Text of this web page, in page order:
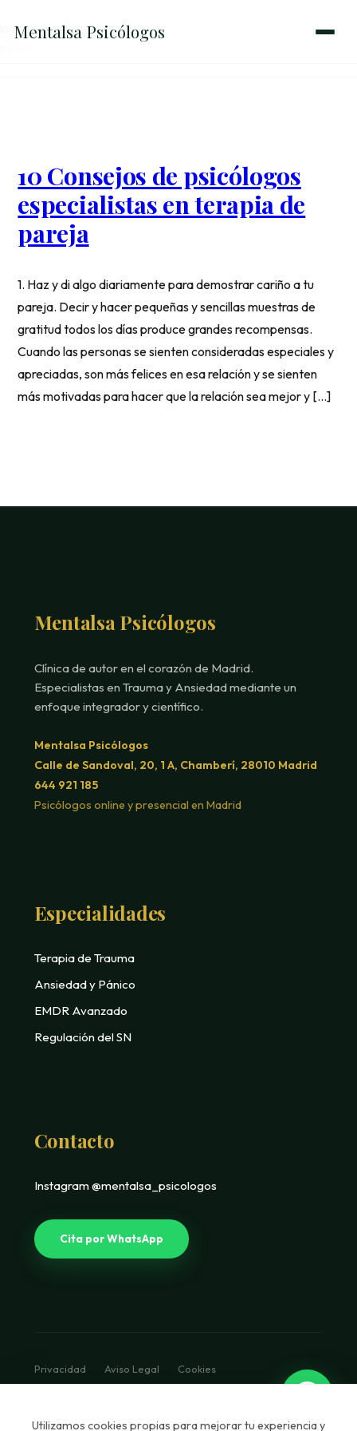
Inicio →
10 Consejos de psicólogos especialistas en terapia de
Mentalsa Psicólogos
10 Consejos de psicólogos
especialistas en terapia de
pareja
1. Haz y di algo diariamente para demostrar cariño a tu
pareja. Decir y hacer pequeñas y sencillas muestras de
gratitud todos los días produce grandes recompensas.
Cuando las personas se sienten consideradas especiales y
apreciadas, son más felices en esa relación y se sienten
más motivadas para hacer que la relación sea mejor y […]
Mentalsa Psicólogos
Clínica de autor en el corazón de Madrid.
Especialistas en Trauma y Ansiedad mediante un
enfoque integrador y científico.
Mentalsa Psicólogos
Calle de Sandoval, 20, 1 A, Chamberí, 28010 Madrid
644 921 185
Psicólogos online y presencial en Madrid
Especialidades
Terapia de Trauma
Ansiedad y Pánico
EMDR Avanzado
Regulación del SN
Contacto
Instagram @mentalsa_psicologos
Cita por WhatsApp
Privacidad Aviso Legal
Cookies
© 2026 Mentalsa. Diseño Luxury Clinical.
Utilizamos cookies propias para mejorar tu experiencia y